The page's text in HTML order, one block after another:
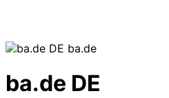
ba.de
ba.de DE